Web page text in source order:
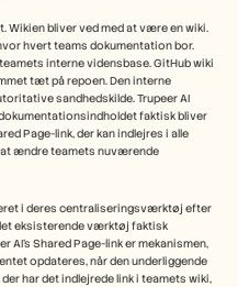
Wikien bliver ved med at være en wiki.
hvert teams dokumentation bor.
interne vidensbase. GitHub wiki
tæt på repoen. Den interne
sandhedskilde. Trupeer AI
faktisk bliver
Page-link, der kan indlejres i alle
ændre teamets nuværende
i deres centraliseringsværktøj efter
eksisterende værktøj faktisk
AI's Shared Page-link er mekanismen,
opdateres, når den underliggende
har det indlejrede link i teamets wiki,